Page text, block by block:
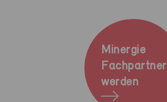
Minergie
Fachpartner
werden